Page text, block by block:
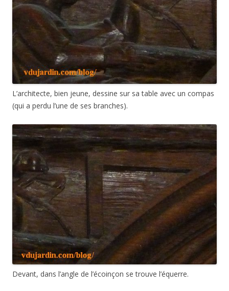
L’architecte, bien jeune, dessine sur sa table avec un compas
(qui a perdu l’une de ses branches).
Devant, dans l’angle de l’écoinçon se trouve l’équerre.